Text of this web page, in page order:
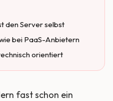
den Server selbst
bei PaaS-Anbietern
orientiert
fast schon ein